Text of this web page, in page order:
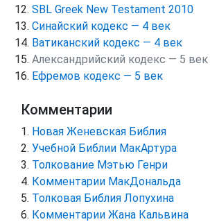
SBL Greek New Testament 2010
Синайский кодекс — 4 век
Ватиканский кодекс — 4 век
Александрийский кодекс — 5 век
Ефремов кодекс — 5 век
Комментарии
Новая Женевская Библия
Учебной Библии МакАртура
Толкование Мэтью Генри
Комментарии МакДональда
Толковая Библия Лопухина
Комментарии Жана Кальвина